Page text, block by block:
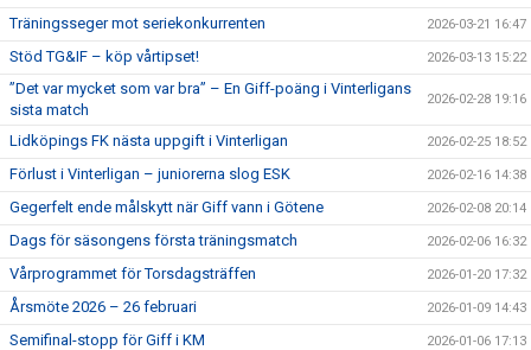
Träningsseger mot seriekonkurrenten 2026-03-21 16:47
Stöd TG&IF – köp vårtipset! 2026-03-13 15:22
”Det var mycket som var bra” – En Giff-poäng i Vinterligans
sista match
2026-02-28 19:16
Lidköpings FK nästa uppgift i Vinterligan 2026-02-25 18:52
Förlust i Vinterligan – juniorerna slog ESK 2026-02-16 14:38
Gegerfelt ende målskytt när Giff vann i Götene 2026-02-08 20:14
Dags för säsongens första träningsmatch 2026-02-06 16:32
Vårprogrammet för Torsdagsträffen 2026-01-20 17:32
Årsmöte 2026 – 26 februari 2026-01-09 14:43
Semifinal-stopp för Giff i KM 2026-01-06 17:13